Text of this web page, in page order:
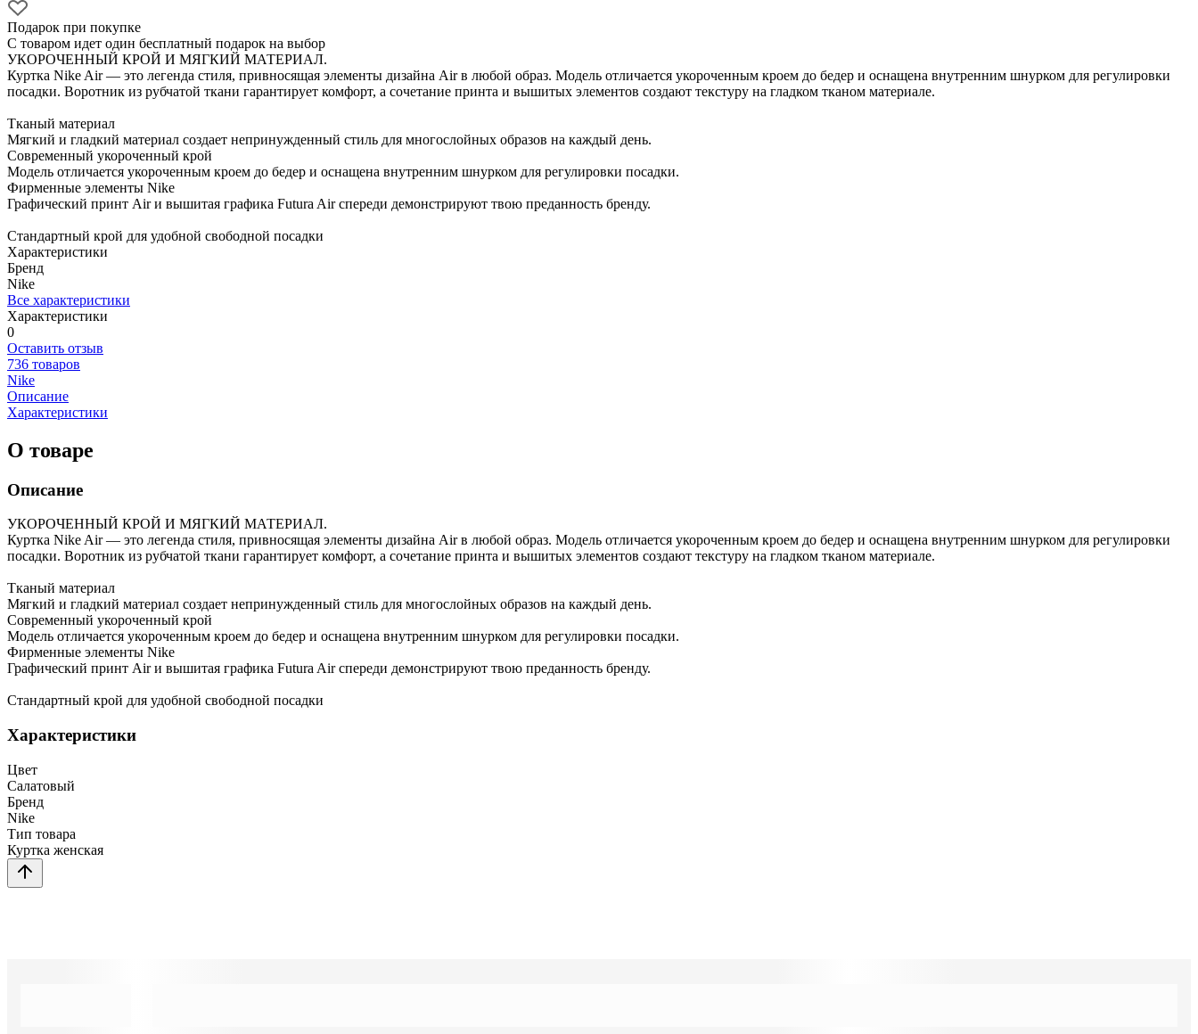
Подарок при покупке
С товаром идет один бесплатный подарок на выбор
УКОРОЧЕННЫЙ КРОЙ И МЯГКИЙ МАТЕРИАЛ.
Куртка Nike Air — это легенда стиля, привносящая элементы дизайна Air в любой образ. Модель отличается укороченным кроем до бедер и оснащена внутренним шнурком для регулировки
посадки. Воротник из рубчатой ткани гарантирует комфорт, а сочетание принта и вышитых элементов создают текстуру на гладком тканом материале.
Тканый материал
Мягкий и гладкий материал создает непринужденный стиль для многослойных образов на каждый день.
Современный укороченный крой
Модель отличается укороченным кроем до бедер и оснащена внутренним шнурком для регулировки посадки.
Фирменные элементы Nike
Графический принт Air и вышитая графика Futura Air спереди демонстрируют твою преданность бренду.
Стандартный крой для удобной свободной посадки
Характеристики
Бренд
Nike
Все характеристики
Характеристики
0
Оставить отзыв
736 товаров
Nike
Описание
Характеристики
О товаре
Описание
УКОРОЧЕННЫЙ КРОЙ И МЯГКИЙ МАТЕРИАЛ.
Куртка Nike Air — это легенда стиля, привносящая элементы дизайна Air в любой образ. Модель отличается укороченным кроем до бедер и оснащена внутренним шнурком для регулировки
посадки. Воротник из рубчатой ткани гарантирует комфорт, а сочетание принта и вышитых элементов создают текстуру на гладком тканом материале.
Тканый материал
Мягкий и гладкий материал создает непринужденный стиль для многослойных образов на каждый день.
Современный укороченный крой
Модель отличается укороченным кроем до бедер и оснащена внутренним шнурком для регулировки посадки.
Фирменные элементы Nike
Графический принт Air и вышитая графика Futura Air спереди демонстрируют твою преданность бренду.
Стандартный крой для удобной свободной посадки
Характеристики
Цвет
Салатовый
Бренд
Nike
Тип товара
Куртка женская